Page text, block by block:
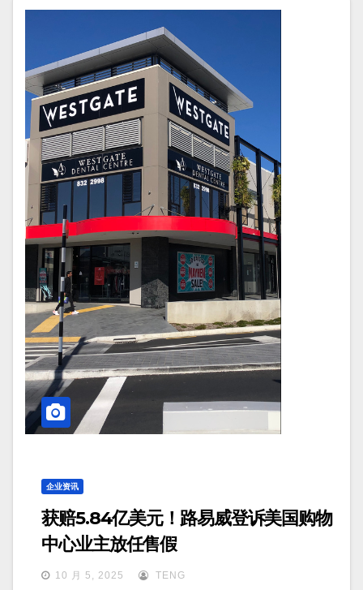
企业资讯
获赔5.84亿美元！路易威登诉美国购物
中心业主放任售假
10 月 5, 2025 TENG